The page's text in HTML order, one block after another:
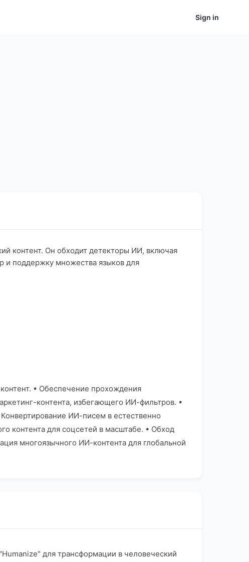
Sign in
контент. Он обходит детекторы ИИ, включая
и поддержку множества языков для
• Обеспечение прохождения
контента, избегающего ИИ-фильтров. •
ИИ-писем в естественно
контента для соцсетей в масштабе. • Обход
многоязычного ИИ-контента для глобальной
для трансформации в человеческий